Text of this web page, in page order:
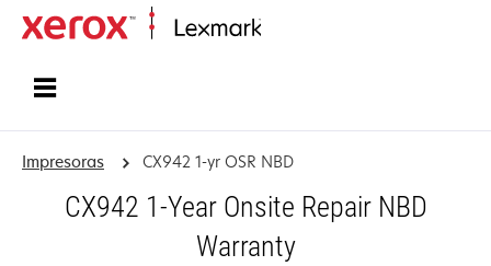
Impresoras CX942 1-yr OSR NBD
CX942 1-Year Onsite Repair NBD
Warranty